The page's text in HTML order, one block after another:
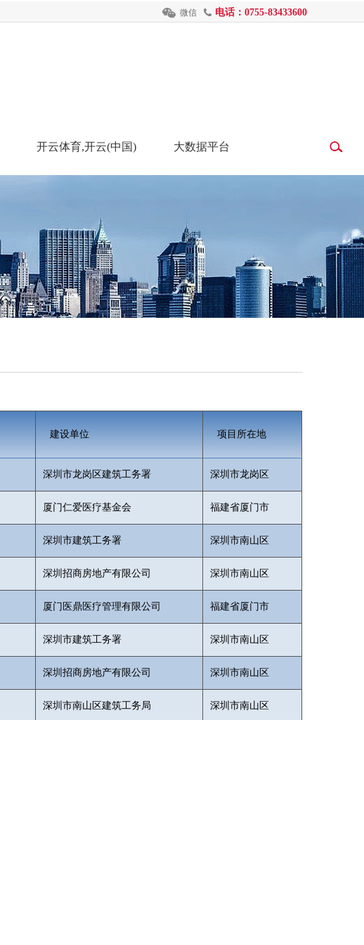
微信 电话：0755-83433600
开云体育,开云(中国) 大数据平台
建设单位 项目所在地
深圳市龙岗区建筑工务署 深圳市龙岗区
厦门仁爱医疗基金会 福建省厦门市
深圳市建筑工务署 深圳市南山区
深圳招商房地产有限公司 深圳市南山区
厦门医鼎医疗管理有限公司 福建省厦门市
深圳市建筑工务署 深圳市南山区
深圳招商房地产有限公司 深圳市南山区
深圳市南山区建筑工务局 深圳市南山区